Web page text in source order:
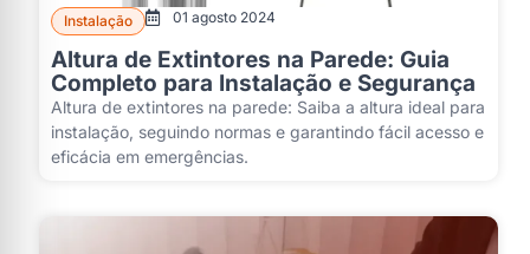
Instalação 01 agosto 2024
Altura de Extintores na Parede: Guia
Completo para Instalação e Segurança
Altura de extintores na parede: Saiba a altura ideal para
instalação, seguindo normas e garantindo fácil acesso e
eficácia em emergências.